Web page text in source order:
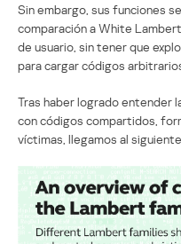
Sin embargo, sus funciones
comparación a White
de usuario, sin tener que
para cargar códigos
Tras haber logrado entender
con códigos compartidos,
víctimas, llegamos al